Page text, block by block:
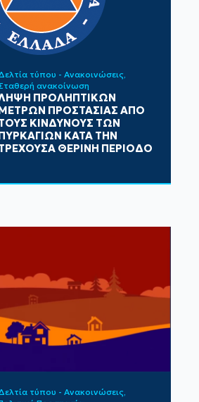
τύπου - Ανακοινώσεις
ανακοίνωση
ΠΡΟΛΗΠΤΙΚΩΝ
ΠΡΟΣΤΑΣΙΑΣ ΑΠΟ
ΚΙΝΔΥΝΟΥΣ ΤΩΝ
ΚΑΤΑ ΤΗΝ
ΘΕΡΙΝΗ ΠΕΡΙΟΔΟ
τύπου - Ανακοινώσεις